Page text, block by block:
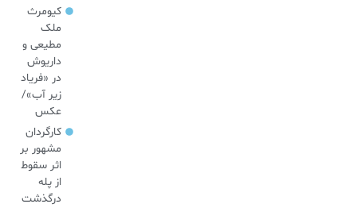
کیومرث
ملک
مطیعی و
داریوش
در «فریاد
زیر آب»/
عکس
کارگردان
مشهور بر
اثر سقوط
از پله
درگذشت